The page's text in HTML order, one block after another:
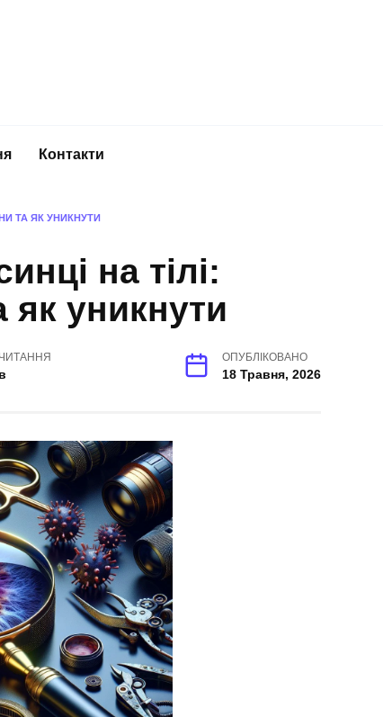
Контакти
ТА ЯК УНИКНУТИ
на тілі:
як уникнути
ОПУБЛІКОВАНО
18 Травня, 2026